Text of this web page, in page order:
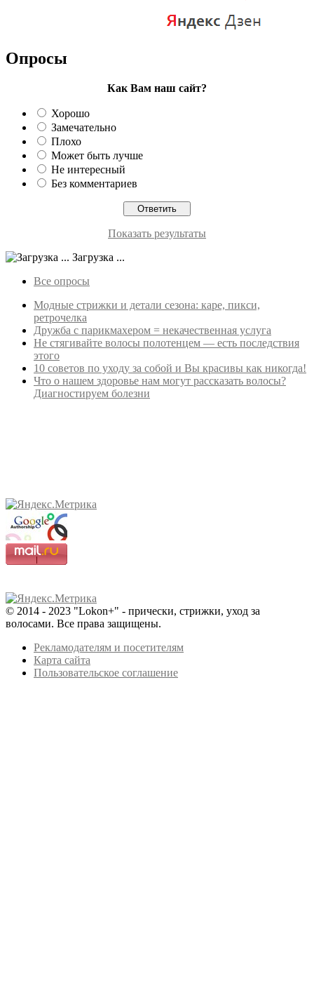
Опросы
Как Вам наш сайт?
Хорошо
Замечательно
Плохо
Может быть лучше
Не интересный
Без комментариев
Показать результаты
Загрузка ...
Все опросы
Модные стрижки и детали сезона: каре, пикси,
ретрочелка
Дружба с парикмахером = некачественная услуга
Не стягивайте волосы полотенцем — есть последствия
этого
10 советов по уходу за собой и Вы красивы как никогда!
Что о нашем здоровье нам могут рассказать волосы?
Диагностируем болезни
© 2014 - 2023 "Lokon+" - прически, стрижки, уход за
волосами. Все права защищены.
Рекламодателям и посетителям
Карта сайта
Пользовательское соглашение